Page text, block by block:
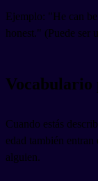
Ejemplo: "He can
honest." (Puede ser
Vocabulario
Cuando estás
edad también
alguien.